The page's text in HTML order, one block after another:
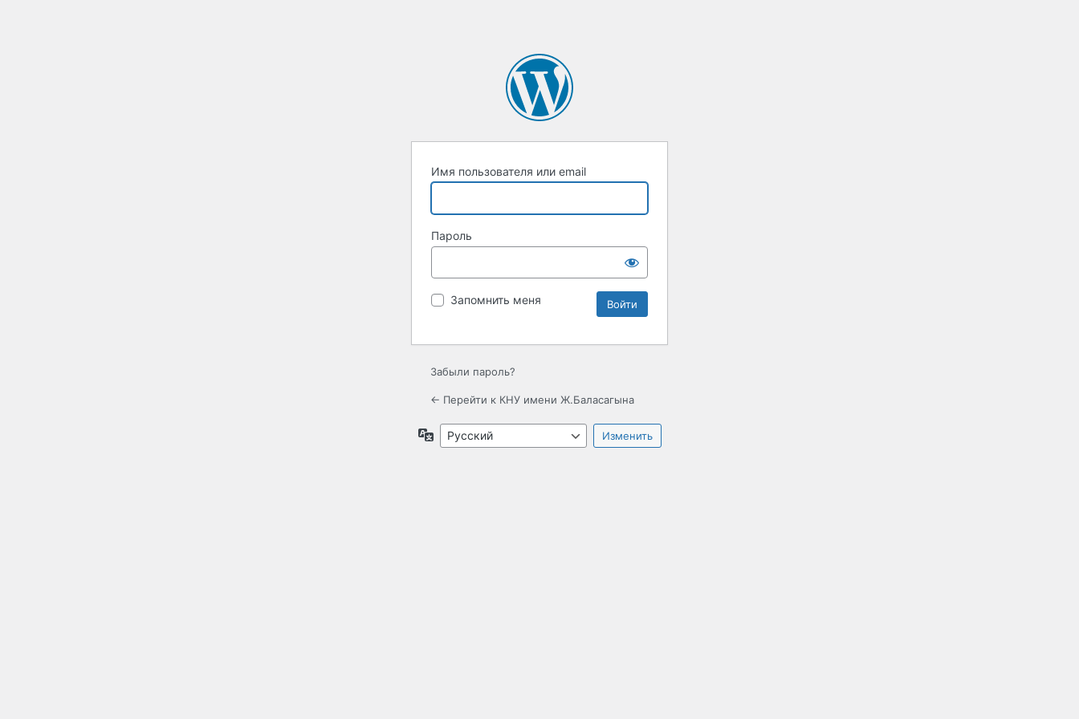
Имя пользователя или email
Пароль
Запомнить меня
Забыли пароль?
← Перейти к КНУ имени Ж.Баласагына
Язык